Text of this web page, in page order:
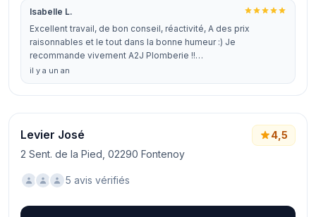
Isabelle L.
Excellent travail, de bon conseil, réactivité, A des prix
raisonnables et le tout dans la bonne humeur :) Je
recommande vivement A2J Plomberie !!…
il y a un an
Levier José
2 Sent. de la Pied, 02290 Fontenoy
4,5
5 avis vérifiés